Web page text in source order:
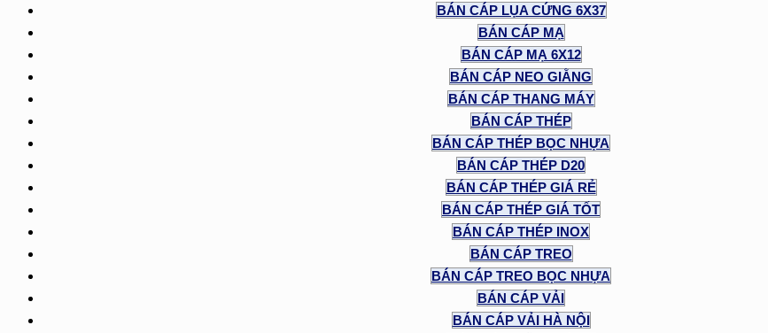
BÁN CÁP LỤA CỨNG 6X37
BÁN CÁP MẠ
BÁN CÁP MẠ 6X12
BÁN CÁP NEO GIẰNG
BÁN CÁP THANG MÁY
BÁN CÁP THÉP
BÁN CÁP THÉP BỌC NHỰA
BÁN CÁP THÉP D20
BÁN CÁP THÉP GIÁ RẺ
BÁN CÁP THÉP GIÁ TỐT
BÁN CÁP THÉP INOX
BÁN CÁP TREO
BÁN CÁP TREO BỌC NHỰA
BÁN CÁP VẢI
BÁN CÁP VẢI HÀ NỘI